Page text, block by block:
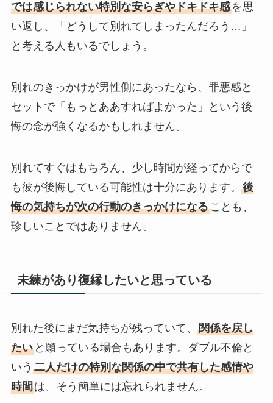
では感じられない特別な安らぎやドキドキ感を思
い返し、「どうして別れてしまったんだろう…」
と考える人もいるでしょう。
別れのきっかけが男性側にあったなら、罪悪感と
セットで「もっとああすればよかった」という後
悔の念が強くなるかもしれません。
別れてすぐはもちろん、少し時間が経ってからで
も彼が後悔している可能性は十分にあります。 後
悔の気持ちが次の行動のきっかけになることも、
珍しいことではありません。
未練があり復縁したいと思っている
別れた後にまだ気持ちが残っていて、 関係を戻し
たいと願っている場合もあります。ダブル不倫と
いう 二人だけの特別な関係の中で共有した感情や
時間は、そう簡単には忘れられません。